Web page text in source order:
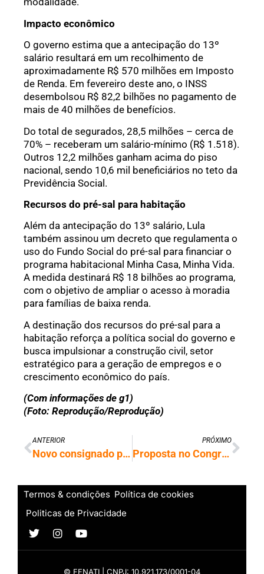
Impacto econômico
O governo estima que a antecipação do 13º
salário resultará em um recolhimento de
aproximadamente R$ 570 milhões em Imposto
de Renda. Em fevereiro deste ano, o INSS
desembolsou R$ 82,2 bilhões no pagamento de
mais de 40 milhões de benefícios.
Do total de segurados, 28,5 milhões – cerca de
70% – receberam um salário-mínimo (R$ 1.518).
Outros 12,2 milhões ganham acima do piso
nacional, sendo 10,6 mil beneficiários no teto da
Previdência Social.
Recursos do pré-sal para habitação
Além da antecipação do 13º salário, Lula
também assinou um decreto que regulamenta o
uso do Fundo Social do pré-sal para financiar o
programa habitacional Minha Casa, Minha Vida.
A medida destinará R$ 18 bilhões ao programa,
com o objetivo de ampliar o acesso à moradia
para famílias de baixa renda.
A destinação dos recursos do pré-sal para a
habitação reforça a política social do governo e
busca impulsionar a construção civil, setor
estratégico para a geração de empregos e o
crescimento econômico do país.
(Com informações de g1)
(Foto: Reprodução/Reprodução)
ANTERIOR
Novo consignado privado juros médios mais altos que o modelo anterior
PRÓXIMO
Proposta no Congresso quer taxar mais bancos e menos pessoas de alta renda
Termos & condições Política de cookies
Politicas de Privacidade
© FENATI | CNPJ: 10.921.173/0001-04